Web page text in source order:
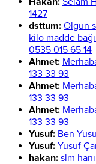
1427
dsttum: Olgun
kilo madde
0535 015 65 14
Ahmet:
133 33 93
Ahmet:
133 33 93
Ahmet:
133 33 93
Yusuf: Ben
Yusuf: Yusuf
hakan: slm